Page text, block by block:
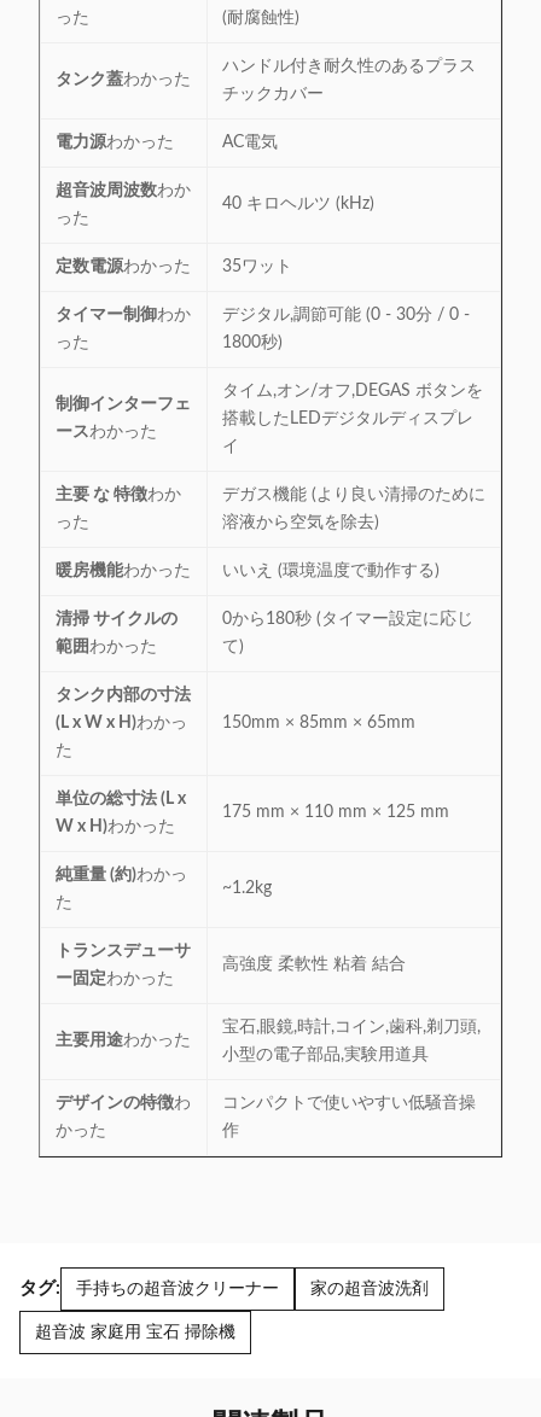
った
(耐腐蝕性)
タンク蓋わかった
ハンドル付き耐久性のあるプラス
チックカバー
電力源わかった AC電気
超音波周波数わか
った
40 キロヘルツ (kHz)
定数電源わかった 35ワット
タイマー制御わか
った
デジタル,調節可能 (0 - 30分 / 0 -
1800秒)
制御インターフェ
ースわかった
タイム,オン/オフ,DEGAS ボタンを
搭載したLEDデジタルディスプレ
イ
主要 な 特徴わか
った
デガス機能 (より良い清掃のために
溶液から空気を除去)
暖房機能わかった いいえ (環境温度で動作する)
清掃 サイクルの
範囲わかった
0から180秒 (タイマー設定に応じ
て)
タンク内部の寸法
(L x W x H)わかっ
た
150mm × 85mm × 65mm
単位の総寸法 (L x
W x H)わかった
175 mm × 110 mm × 125 mm
純重量 (約)わかっ
た
~1.2kg
トランスデューサ
ー固定わかった
高強度 柔軟性 粘着 結合
主要用途わかった
宝石,眼鏡,時計,コイン,歯科,剃刀頭,
小型の電子部品,実験用道具
デザインの特徴わ
かった
コンパクトで使いやすい低騒音操
作
タグ: 手持ちの超音波クリーナー 家の超音波洗剤
超音波 家庭用 宝石 掃除機